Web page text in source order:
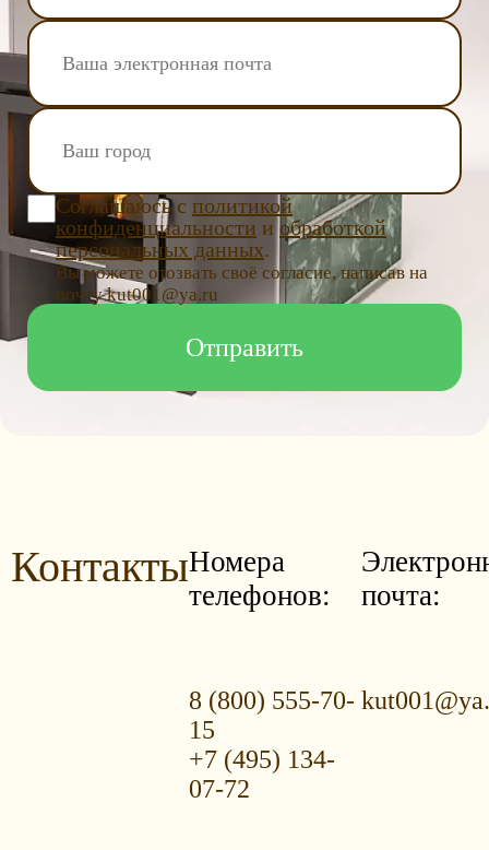
Соглашаюсь с политикой
конфиденциальности и обработкой
персональных данных.
Вы можете отозвать своё согласие, написав на
почту kut001@ya.ru
КонтактыНомера
телефонов:
8 (800) 555-70-
15
+7 (495) 134-
07-72
почта: